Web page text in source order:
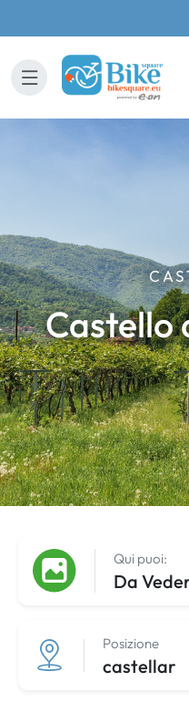
Castello
Qui puoi:
Da
Posizione
castellar